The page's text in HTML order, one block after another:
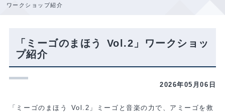
ワークショップ紹介
「ミーゴのまほう Vol.2」ワークショッ
プ紹介
2026年05月06日
「ミーゴのまほう Vol.2」ミーゴと音楽の力で、アミーゴを救